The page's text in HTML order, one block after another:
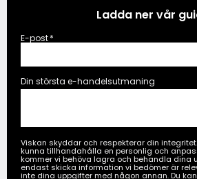
Ladda ner vår
E-post*
Din största e-handelsutmaning
Viskan skyddar och respekterar din
kunna tillhandahålla en personlig och
kommer vi behöva lagra och behandla dina
endast skicka information vi bedömer är
inte dina uppgifter med någon annan. Du